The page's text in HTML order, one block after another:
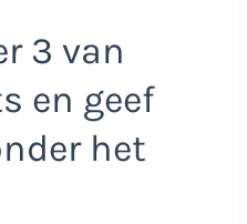
3 van
en geef
het